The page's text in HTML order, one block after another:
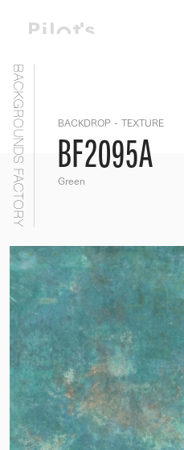
BACKGROUNDS FACTORY BACKDROP - TEXTURE
BF2095A
Green